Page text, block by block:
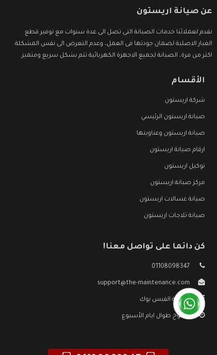
عن صيانة اريستون
نقدم لعملائنا خدمات الصيانة التى تصل الى عدة سنوات مع توفير قطع
الغيار الاصلية لضمان جودتها فى العمل، وعدم التعرض الى نفس المشكلة
اكثر من مرة، الصيانة لجميع الاجهزة الكهربائية تتم بشكل سريع ومتميز.
الأقسام
شركة اريستون
صيانة اريستون الرئيسي
صيانة اريستون وعناوينها
ارقام صيانة اريستون
توكيل اريستون
مركز صيانة اريستون
صيانة غسالات اريستون
صيانة ثلاجات اريستون
كن دائما على تواصل معنا!
01108098347
support@the-maintenance.com
صفحة الفيس بوك
مفتوح طوال ايام الأسبوع